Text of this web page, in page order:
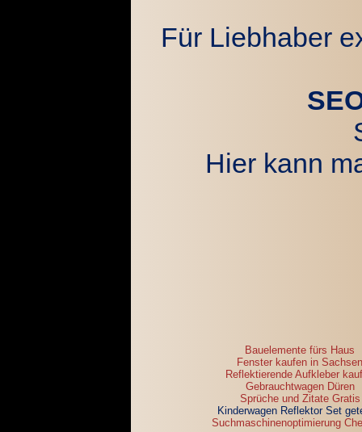
Für Liebhaber
Hier kann
Bauelemente fürs Haus
Fenster kaufen in Sachsen
Reflektierende Aufkleber
Gebrauchtwagen Düren
Sprüche und Zitate Gratis
Kinderwagen Reflektor Set
Suchmaschinenoptimierung